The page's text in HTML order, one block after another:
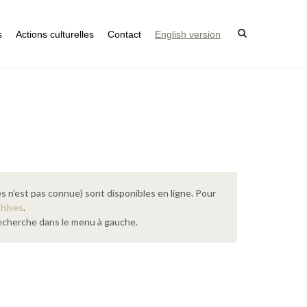
Actions culturelles Contact English version
pas connue) sont disponibles en ligne. Pour
.
dans le menu à gauche.